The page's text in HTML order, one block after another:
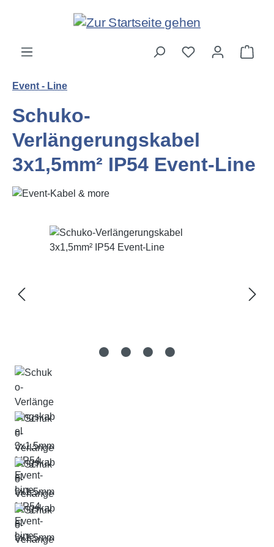
Zum Hauptinhalt springen
Event - Line
Schuko-
Verlängerungskabel
3x1,5mm² IP54 Event-Line
Bildergalerie überspringen